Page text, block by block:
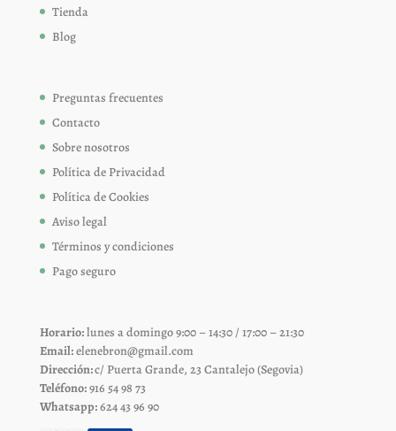
Tienda
Blog
Preguntas frecuentes
Contacto
Sobre nosotros
Política de Privacidad
Política de Cookies
Aviso legal
Términos y condiciones
Pago seguro
Horario:lunes a domingo 9:00 – 14:30 / 17:00 – 21:30
Email:elenebron@gmail.com
Dirección:c/ Puerta Grande, 23 Cantalejo (Segovia)
Teléfono:916 54 98 73
Whatsapp:624 43 96 90